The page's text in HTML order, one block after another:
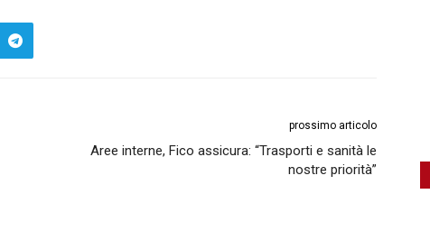
prossimo articolo
Aree interne, Fico assicura: “Trasporti e sanità le
nostre priorità”